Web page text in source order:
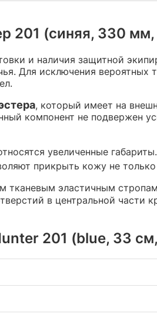
201 (синяя, 330
и наличия защитной
Для исключения вероятных
, который имеет на
компонент не подвержен
увеличенные
прикрыть кожу не
эластичным
в центральной
201 (blue, 33 см,